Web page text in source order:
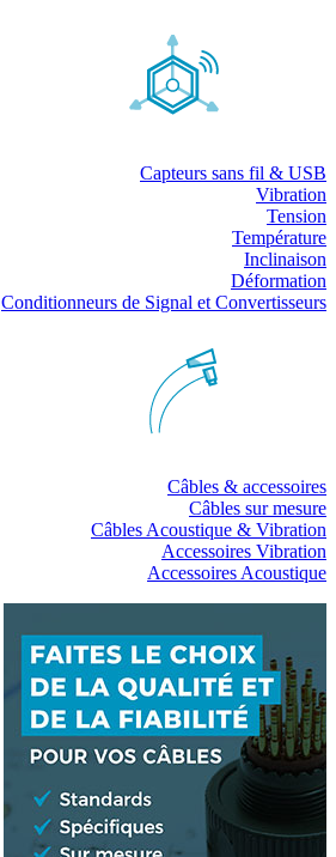
Capteurs sans fil & USB
Vibration
Tension
Température
Inclinaison
Déformation
Conditionneurs de Signal et Convertisseurs
Câbles & accessoires
Câbles sur mesure
Câbles Acoustique & Vibration
Accessoires Vibration
Accessoires Acoustique